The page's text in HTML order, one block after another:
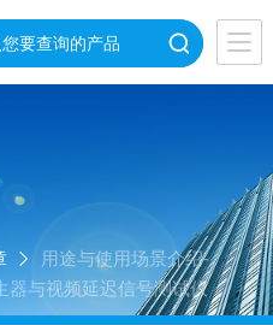
用途与使用场景介绍-
器与视频延迟信号测试仪